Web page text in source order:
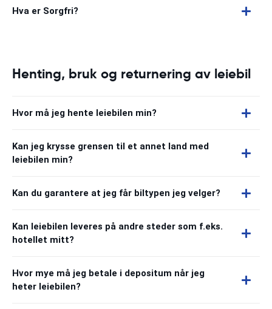
Hva er Sorgfri?
Henting, bruk og returnering av leiebil
Hvor må jeg hente leiebilen min?
Kan jeg krysse grensen til et annet land med
leiebilen min?
Kan du garantere at jeg får biltypen jeg velger?
Kan leiebilen leveres på andre steder som f.eks.
hotellet mitt?
Hvor mye må jeg betale i depositum når jeg
heter leiebilen?